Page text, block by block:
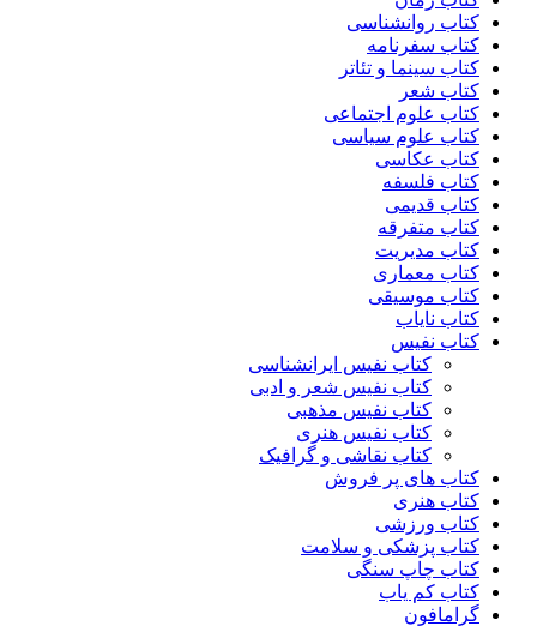
کتاب روانشناسی
کتاب سفرنامه
کتاب سینما و تئاتر
کتاب شعر
کتاب علوم اجتماعی
کتاب علوم سیاسی
کتاب عکاسی
کتاب فلسفه
کتاب قدیمی
کتاب متفرقه
کتاب مدیریت
کتاب معماری
کتاب موسیقی
کتاب نایاب
کتاب نفیس
کتاب نفیس ایرانشناسی
کتاب نفیس شعر و ادبی
کتاب نفیس مذهبی
کتاب نفیس هنری
کتاب نقاشی و گرافیک
کتاب های پر فروش
کتاب هنری
کتاب ورزشی
کتاب پزشکی و سلامت
کتاب چاپ سنگی
کتاب کم یاب
گرامافون